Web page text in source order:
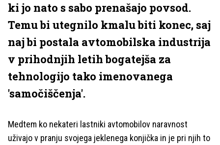
ki jo nato s sabo prenašajo povsod.
Temu bi utegnilo kmalu biti konec, saj
naj bi postala avtomobilska industrija
v prihodnjih letih bogatejša za
tehnologijo tako imenovanega
'samočiščenja'.
Medtem ko nekateri lastniki avtomobilov naravnost
uživajo v pranju svojega jeklenega konjička in je pri njih to